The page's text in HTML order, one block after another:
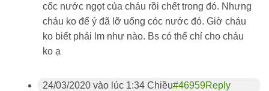
cốc nước ngọt của cháu rồi chết trong đó. Nhưng
cháu ko để ý đã lỡ uống cóc nước đó. Giờ cháu
ko biết phải lm như nào. Bs có thể chỉ cho cháu
ko ạ
24/03/2020 vào lúc 1:34 Chiều#46959Reply